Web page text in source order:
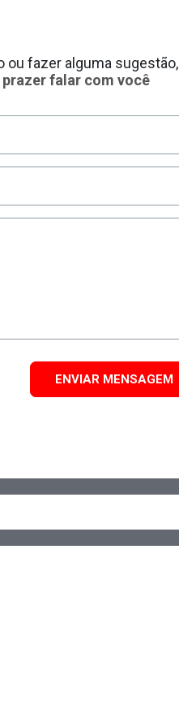
ou fazer alguma sugestão,
prazer falar com você
ENVIAR MENSAGEM